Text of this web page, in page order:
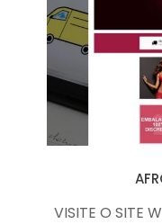
VISITE O SITE